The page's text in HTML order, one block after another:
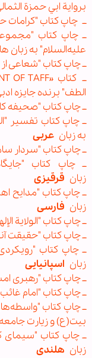
بروایة ابي حمزة
ــ چاپ کتاب
ــ چاپ کتاب
علیه‌السلام" به زبان
ــ چاپ کتاب "شعاعی
ــ كتاب «THE EVENT OF TAFF» ترجمه
الطف" برنده جایزه
ــ چاپ کتاب "صحیفه
ــ چاپ کتاب تفسیر
به زبان عربی
ــ چاپ کتاب "سردار
ــ چاپ کتاب
زبان قرقیزی
ــ چاپ کتاب "مدایح
زبان فارسی
ــ چاپ کتاب "الولایة
ــ چاپ کتاب "حقیقت
ــ چاپ کتاب
زبان اسپانیایی
ــ چاپ کتاب "رهبری
ــ چاپ کتاب "امام
ــ چاپ کتاب
بیت(ع) و زیارت جامعه
ــ چاپ کتاب "سیمای
زبان هلندی